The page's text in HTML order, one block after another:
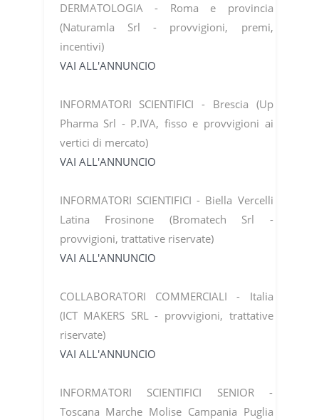
DERMATOLOGIA - Roma e provincia
(Naturamla Srl - provvigioni, premi,
incentivi)
VAI ALL'ANNUNCIO
INFORMATORI SCIENTIFICI - Brescia (Up
Pharma Srl - P.IVA, fisso e provvigioni ai
vertici di mercato)
VAI ALL'ANNUNCIO
INFORMATORI SCIENTIFICI - Biella Vercelli
Latina Frosinone (Bromatech Srl -
provvigioni, trattative riservate)
VAI ALL'ANNUNCIO
COLLABORATORI COMMERCIALI - Italia
(ICT MAKERS SRL - provvigioni, trattative
riservate)
VAI ALL'ANNUNCIO
INFORMATORI SCIENTIFICI SENIOR -
Toscana Marche Molise Campania Puglia